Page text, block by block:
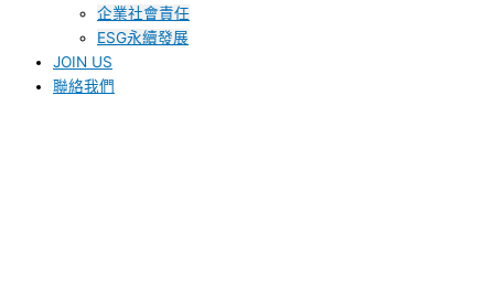
企業社會責任
ESG永續發展
JOIN US
聯絡我們